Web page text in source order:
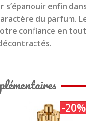
enfin
du parfum.
confiance en
-20%